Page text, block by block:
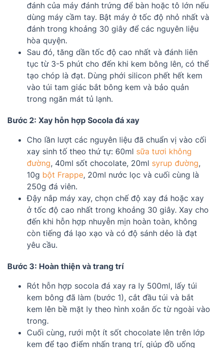
đánh của máy đánh trứng để bàn hoặc tô lớn nếu
dùng máy cầm tay. Bật máy ở tốc độ nhỏ nhất và
đánh trong khoảng 30 giây để các nguyên liệu
hòa quyện.
Sau đó, tăng dần tốc độ cao nhất và đánh liên
tục từ 3-5 phút cho đến khi kem bông lên, có thể
tạo chóp là đạt. Dùng phới silicon phết hết kem
vào túi tam giác bắt bông kem và bảo quản
trong ngăn mát tủ lạnh.
Bước 2: Xay hỗn hợp Socola đá xay
Cho lần lượt các nguyên liệu đã chuẩn vị vào cối
xay sinh tố theo thứ tự: 60ml sữa tươi không
đường, 40ml sốt chocolate, 20ml syrup đường,
10g bột Frappe, 20ml nước lọc và cuối cùng là
250g đá viên.
Đậy nắp máy xay, chọn chế độ xay đá hoặc xay
ở tốc độ cao nhất trong khoảng 30 giây. Xay cho
đến khi hỗn hợp nhuyễn mịn hoàn toàn, không
còn tiếng đá lạo xạo và có độ sánh dẻo là đạt
yêu cầu.
Bước 3: Hoàn thiện và trang trí
Rót hỗn hợp socola đá xay ra ly 500ml, lấy túi
kem bông đã làm (bước 1), cắt đầu túi và bắt
kem lên bề mặt ly theo hình xoắn ốc từ ngoài vào
trong.
Cuối cùng, rưới một ít sốt chocolate lên trên lớp
kem để tạo điểm nhấn trang trí, giúp đồ uống